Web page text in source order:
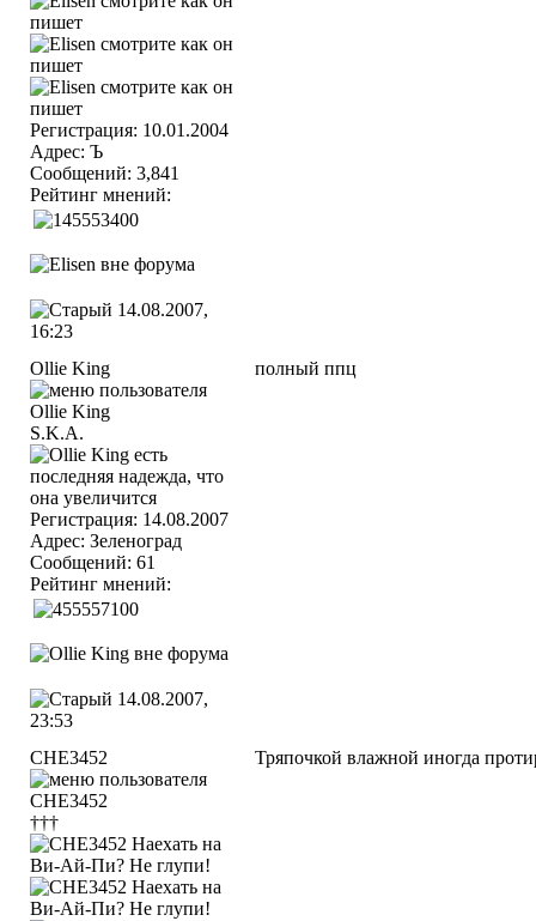
Регистрация: 10.01.2004
Адрес: Ъ
Сообщений: 3,841
Рейтинг мнений:
14.08.2007,
16:23
Ollie King
S.K.A.
Регистрация: 14.08.2007
Адрес: Зеленоград
Сообщений: 61
Рейтинг мнений:
полный ппц
14.08.2007,
23:53
CHE3452
†††
Тряпочкой влажной иногда